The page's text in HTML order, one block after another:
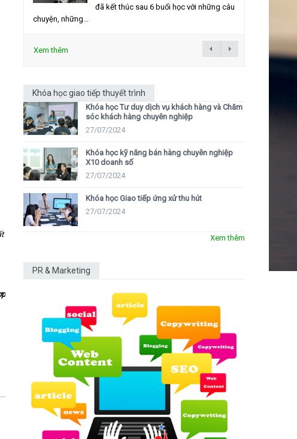
đã kết thúc sau 6 buổi học với những câu
chuyện, những...
Xem thêm
Khóa học giao tiếp thuyết trình
Khóa học Tư duy dịch vụ khách hàng và Chăm
sóc khách hàng chuyên nghiệp
27/07/2024
Khóa học kỹ năng bán hàng chuyên nghiệp
X10 doanh số
27/07/2024
Khóa học Giao tiếp ứng xử thu hút
27/07/2024
Xem thêm
PR & Marketing